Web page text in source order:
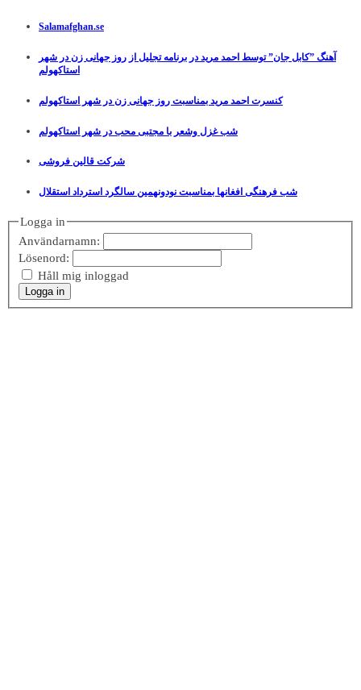
Salamafghan.se
آهنگ ”کابل جان” توسط احمد مرید در برنامه تجلیل از روز جهانی زن در شهر
استاکهولم
کنسرت احمد مرید بمناسبت روز جهانی زن در شهر استاکهولم
شب غزل وشعر با مجتبی محب در شهر استاکهولم
شرکت قالین فروشی
شب فرهنگی افغانها بمناسبت نودونهمین سالگرد استرداد استقلال
Logga in
Användarnamn:
Lösenord:
Håll mig inloggad
Logga in